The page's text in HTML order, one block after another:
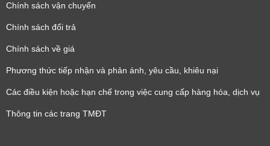
Chính sách vận chuyển
Chính sách đổi trả
Chính sách về giá
Phương thức tiếp nhận và phản ánh, yêu cầu, khiêu nại
Các điều kiện hoặc hạn chế trong việc cung cấp hàng hóa, dịch vụ
Thông tin các trang TMĐT